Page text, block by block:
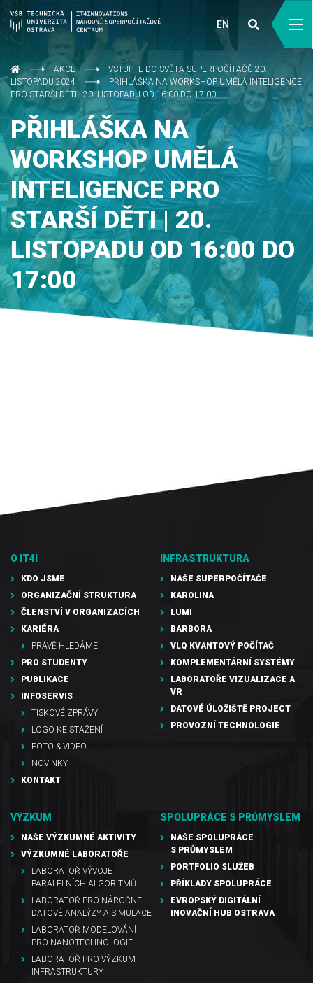
EN
AKCE
VSTUPTE DO SVĚTA SUPERPOČÍTAČŮ 20.
LISTOPADU 2024
PŘIHLÁŠKA NA WORKSHOP UMĚLÁ INTELIGENCE
PRO STARŠÍ DĚTI | 20. LISTOPADU OD 16:00 DO 17:00
PŘIHLÁŠKA NA
WORKSHOP UMĚLÁ
INTELIGENCE PRO
STARŠÍ DĚTI | 20.
LISTOPADU OD 16:00 DO
17:00
O IT4I
KDO JSME
ORGANIZAČNÍ STRUKTURA
ČLENSTVÍ V ORGANIZACÍCH
KARIÉRA
PRÁVĚ HLEDÁME
PRO STUDENTY
PUBLIKACE
INFOSERVIS
TISKOVÉ ZPRÁVY
LOGO KE STAŽENÍ
FOTO & VIDEO
NOVINKY
KONTAKT
INFRASTRUKTURA
NAŠE SUPERPOČÍTAČE
KAROLINA
LUMI
BARBORA
VLQ KVANTOVÝ POČÍTAČ
KOMPLEMENTÁRNÍ SYSTÉMY
LABORATOŘE VIZUALIZACE A
VR
DATOVÉ ÚLOŽIŠTĚ PROJECT
PROVOZNÍ TECHNOLOGIE
VÝZKUM
NAŠE VÝZKUMNÉ AKTIVITY
VÝZKUMNÉ LABORATOŘE
LABORATOŘ VÝVOJE
PARALELNÍCH ALGORITMŮ
LABORATOŘ PRO NÁROČNÉ
DATOVÉ ANALÝZY A SIMULACE
LABORATOŘ MODELOVÁNÍ
PRO NANOTECHNOLOGIE
LABORATOŘ PRO VÝZKUM
INFRASTRUKTURY
SPOLUPRÁCE S PRŮMYSLEM
NAŠE SPOLUPRÁCE
S PRŮMYSLEM
PORTFOLIO SLUŽEB
PŘÍKLADY SPOLUPRÁCE
EVROPSKÝ DIGITÁLNÍ
INOVAČNÍ HUB OSTRAVA